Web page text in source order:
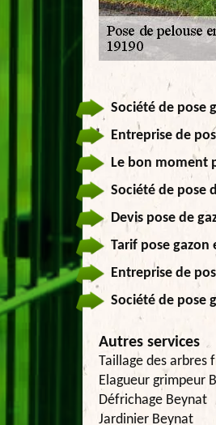
Société de pose
Entreprise de
Le bon moment
Société de pose
Devis pose de
Tarif pose gazon
Entreprise de
Société de pose
Autres services
Taillage des arbres
Elagueur grimpeur
Défrichage Beynat
Jardinier Beynat